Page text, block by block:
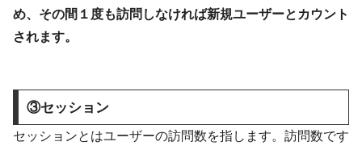
め、その間１度も訪問しなければ新規ユーザーとカウント
されます。
③セッション
セッションとはユーザーの訪問数を指します。訪問数です